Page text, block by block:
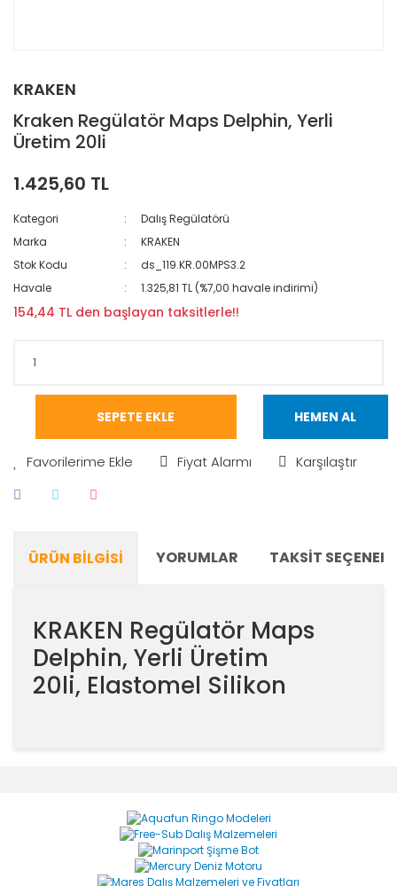
KRAKEN
Kraken Regülatör Maps Delphin, Yerli
Üretim 20li
1.425,60 TL
Kategori
Dalış Regülatörü
Marka
KRAKEN
Stok Kodu
ds_119.KR.00MPS3.2
Havale
1.325,81 TL (%7,00 havale indirimi)
154,44 TL den başlayan taksitlerle!!
SEPETE EKLE HEMEN AL
Fiyat Alarmı Karşılaştır
ÜRÜN BILGISI YORUMLAR TAKSIT
KRAKEN Regülatör Maps
Delphin, Yerli Üretim
20li, Elastomel Silikon
Yorum Yaz
Ürün resmi kalitesiz, bozuk veya görüntülenemiyor.
Ürün açıklamasında eksik bilgiler bulunuyor.